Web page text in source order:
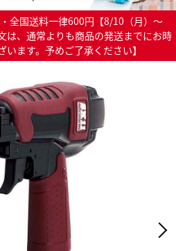
全国送料一律600円【8/10（月）～
は、通常よりも商品の発送までにお時
ます。予めご了承ください】